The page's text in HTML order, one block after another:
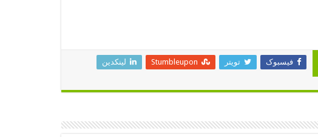
فیسبوک تویتر Stumbleupon
لینکدین